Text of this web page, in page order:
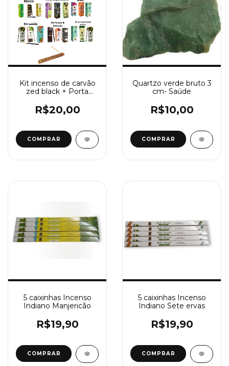
Kit incenso de carvão
zed black + Porta
madeira
R$20,00
COMPRAR
Quartzo verde bruto 3
cm- Saúde
R$10,00
5 caixinhas Incenso
Indiano Manjericão
R$19,90
5 caixinhas Incenso
Indiano Sete ervas
R$19,90